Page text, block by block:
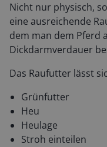
Nicht nur physisch,
eine ausreichende
dem man dem Pferd
Dickdarmverdauer
Das Raufutter lässt
Grünfutter
Heu
Heulage
Stroh einteilen